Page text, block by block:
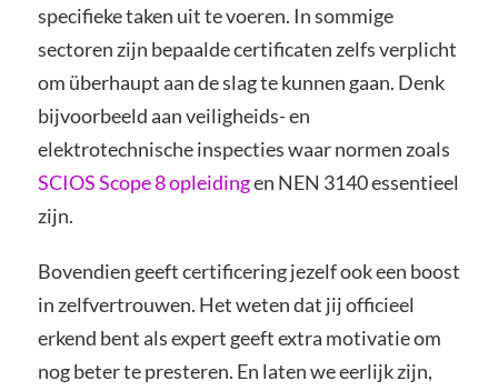
specifieke taken uit te voeren. In sommige
sectoren zijn bepaalde certificaten zelfs verplicht
om überhaupt aan de slag te kunnen gaan. Denk
bijvoorbeeld aan veiligheids- en
elektrotechnische inspecties waar normen zoals
SCIOS Scope 8 opleidingen NEN 3140 essentieel
zijn.
Bovendien geeft certificering jezelf ook een boost
in zelfvertrouwen. Het weten dat jij officieel
erkend bent als expert geeft extra motivatie om
nog beter te presteren. En laten we eerlijk zijn,